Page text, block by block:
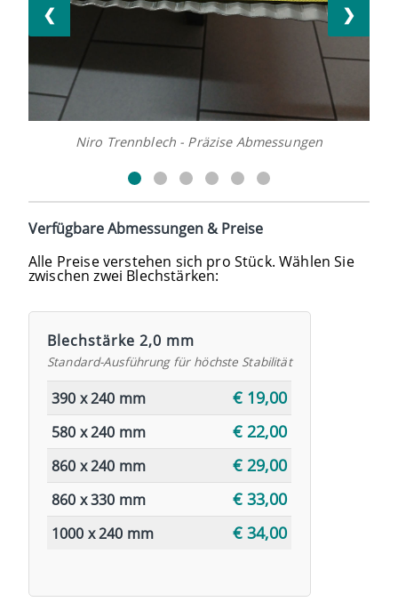
Niro Trennblech - Präzise Abmessungen
❮ ❯
Verfügbare Abmessungen & Preise
Alle Preise verstehen sich pro Stück. Wählen Sie
zwischen zwei Blechstärken:
Blechstärke 2,0 mm
Standard-Ausführung für höchste Stabilität
390 x 240 mm € 19,00
580 x 240 mm € 22,00
860 x 240 mm € 29,00
860 x 330 mm € 33,00
1000 x 240 mm € 34,00